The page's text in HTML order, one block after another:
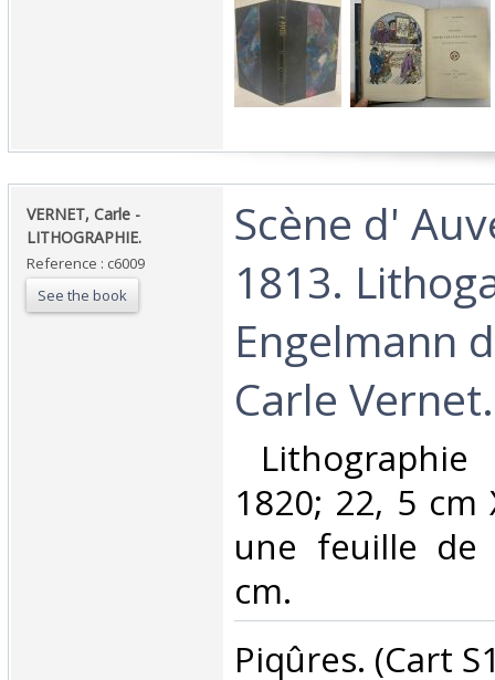
‎VERNET, Carle -
LITHOGRAPHIE.‎
Reference : c6009
See the book
‎Scène d'
1813.
Engelmann
Carle Vernet.‎
1820; 22, 5 cm
une feuille de
cm.‎
‎Piqûres. (Cart